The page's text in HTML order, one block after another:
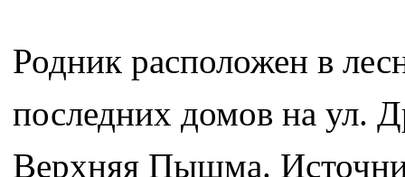
Родник расположен в
последних домов на ул.
Верхняя Пышма.